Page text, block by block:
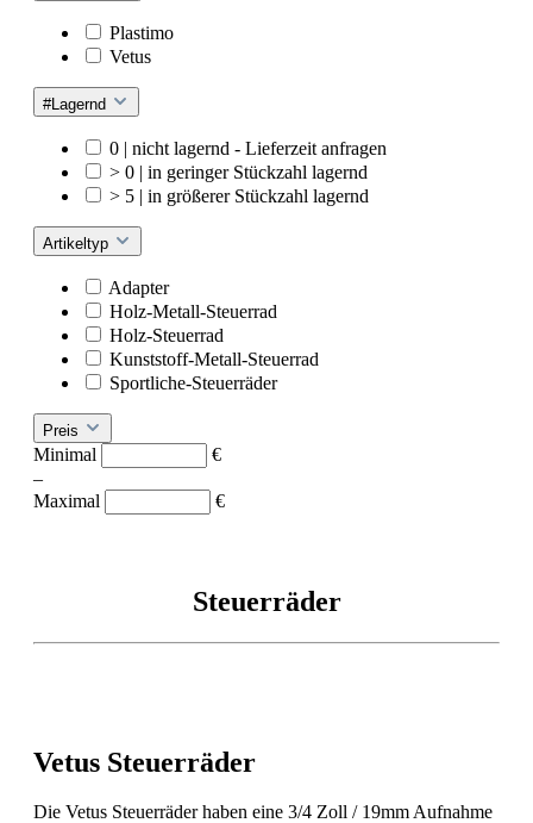
Plastimo
Vetus
#Lagernd
0 | nicht lagernd - Lieferzeit anfragen
> 0 | in geringer Stückzahl lagernd
> 5 | in größerer Stückzahl lagernd
Artikeltyp
Adapter
Holz-Metall-Steuerrad
Holz-Steuerrad
Kunststoff-Metall-Steuerrad
Sportliche-Steuerräder
Preis
Minimal
€
–
Maximal
€
Steuerräder
Vetus Steuerräder
Die Vetus Steuerräder haben eine 3/4 Zoll / 19mm Aufnahme